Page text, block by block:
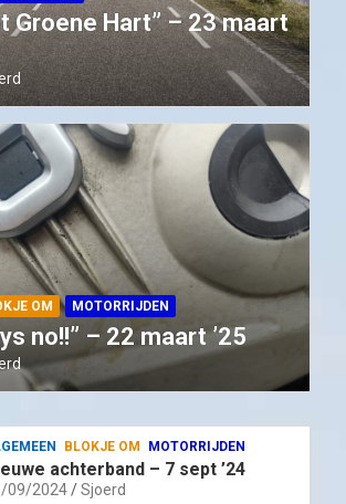
Groene Hart” – 23 maart
OM MOTORRIJDEN
no!!” – 22 maart ’25
BLOKJE OM MOTORRIJDEN
achterband – 7 sept ’24
09/2024 Sjoerd